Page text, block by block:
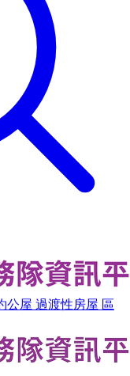
公屋 過渡性房屋 區